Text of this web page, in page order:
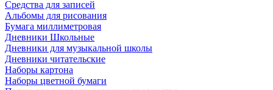
Средства для записей
Альбомы для рисования
Бумага миллиметровая
Дневники Школьные
Дневники для музыкальной школы
Дневники читательские
Наборы картона
Наборы цветной бумаги